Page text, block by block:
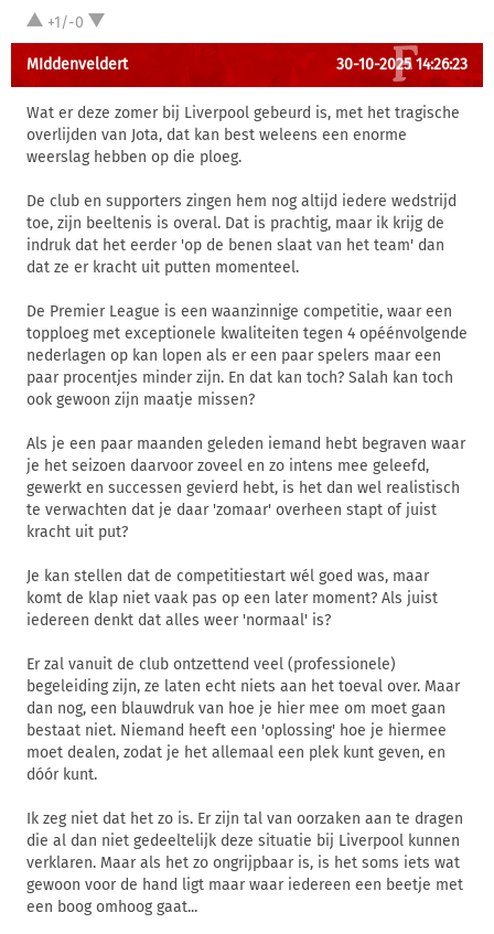
+1/-0
MIddenveldert 30-10-2025 14:26:23
Wat er deze zomer bij Liverpool gebeurd is, met het tragische
overlijden van Jota, dat kan best weleens een enorme
weerslag hebben op die ploeg.
De club en supporters zingen hem nog altijd iedere wedstrijd
toe, zijn beeltenis is overal. Dat is prachtig, maar ik krijg de
indruk dat het eerder 'op de benen slaat van het team' dan
dat ze er kracht uit putten momenteel.
De Premier League is een waanzinnige competitie, waar een
topploeg met exceptionele kwaliteiten tegen 4 opéénvolgende
nederlagen op kan lopen als er een paar spelers maar een
paar procentjes minder zijn. En dat kan toch? Salah kan toch
ook gewoon zijn maatje missen?
Als je een paar maanden geleden iemand hebt begraven waar
je het seizoen daarvoor zoveel en zo intens mee geleefd,
gewerkt en successen gevierd hebt, is het dan wel realistisch
te verwachten dat je daar 'zomaar' overheen stapt of juist
kracht uit put?
Je kan stellen dat de competitiestart wél goed was, maar
komt de klap niet vaak pas op een later moment? Als juist
iedereen denkt dat alles weer 'normaal' is?
Er zal vanuit de club ontzettend veel (professionele)
begeleiding zijn, ze laten echt niets aan het toeval over. Maar
dan nog, een blauwdruk van hoe je hier mee om moet gaan
bestaat niet. Niemand heeft een 'oplossing' hoe je hiermee
moet dealen, zodat je het allemaal een plek kunt geven, en
dóór kunt.
Ik zeg niet dat het zo is. Er zijn tal van oorzaken aan te dragen
die al dan niet gedeeltelijk deze situatie bij Liverpool kunnen
verklaren. Maar als het zo ongrijpbaar is, is het soms iets wat
gewoon voor de hand ligt maar waar iedereen een beetje met
een boog omhoog gaat...